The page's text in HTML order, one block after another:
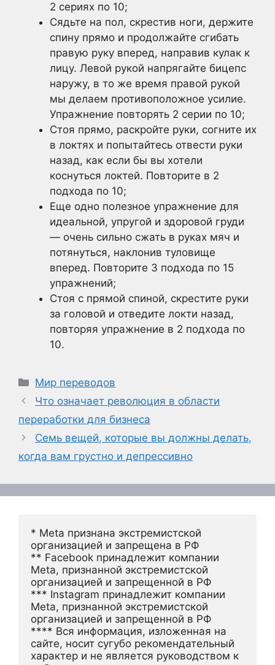
2 сериях по 10;
Сядьте на пол, скрестив ноги, держите
спину прямо и продолжайте сгибать
правую руку вперед, направив кулак к
лицу. Левой рукой напрягайте бицепс
наружу, в то же время правой рукой
мы делаем противоположное усилие.
Упражнение повторять 2 серии по 10;
Стоя прямо, раскройте руки, согните их
в локтях и попытайтесь отвести руки
назад, как если бы вы хотели
коснуться локтей. Повторите в 2
подхода по 10;
Еще одно полезное упражнение для
идеальной, упругой и здоровой груди
— очень сильно сжать в руках мяч и
потянуться, наклонив туловище
вперед. Повторите 3 подхода по 15
упражнений;
Стоя с прямой спиной, скрестите руки
за головой и отведите локти назад,
повторяя упражнение в 2 подхода по
10.
Рубрики
Мир переводов
Что означает революция в области
переработки для бизнеса
Семь вещей, которые вы должны делать,
когда вам грустно и депрессивно
* Meta признана экстремистской
организацией и запрещена в РФ
** Facebook принадлежит компании
Meta, признанной экстремистской
организацией и запрещенной в РФ
*** Instagram принадлежит компании
Meta, признанной экстремистской
организацией и запрещенной в РФ
**** Вся информация, изложенная на
сайте, носит сугубо рекомендательный
характер и не является руководством к